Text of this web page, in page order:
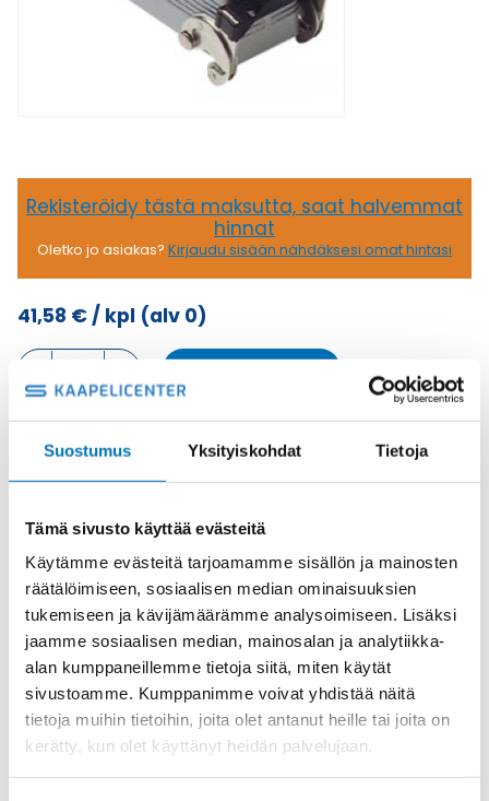
Suostumus Yksityiskohdat Tietoja
Tämä sivusto käyttää evästeitä
Käytämme evästeitä tarjoamamme sisällön ja mainosten
räätälöimiseen, sosiaalisen median ominaisuuksien
tukemiseen ja kävijämäärämme analysoimiseen. Lisäksi
jaamme sosiaalisen median, mainosalan ja analytiikka-
alan kumppaneillemme tietoja siitä, miten käytät
sivustoamme. Kumppanimme voivat yhdistää näitä
tietoja muihin tietoihin, joita olet antanut heille tai joita on
kerätty, kun olet käyttänyt heidän palvelujaan.
Rekisteröidy tästä maksutta, saat halvemmat
hinnat
Oletko jo asiakas? Kirjaudu sisään nähdäksesi omat hintasi
41,58 €/ kpl (alv 0)
KOTELON
YLÄOSA,
2
SALPAA,
ILMAN
määrä
Metalli
TuotekoodiMAV24X32
Toimitusaika: 1-7 päivää
Toimituskulut 35kg:n asti 25€.
Yli 35kg:n toimituskulut toteutuneiden kulujen mukaan.
Valmistaja
ILME S.p.A
Koko
size "104.27"
Materiaali
Käyttölämpötila
'-40 °C...+125 °C